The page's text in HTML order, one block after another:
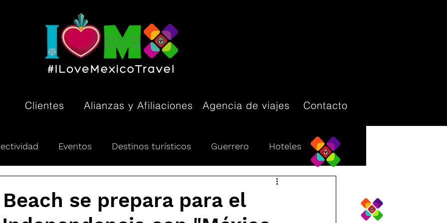
Clientes Alianzas y Afiliaciones Agencia de viajes Contacto
Eventos Destinos turísticos Guerrero Hoteles
Destinos turísticos
se prepara para el